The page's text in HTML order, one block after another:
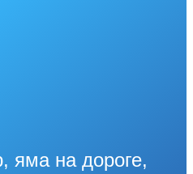
яма на дороге,